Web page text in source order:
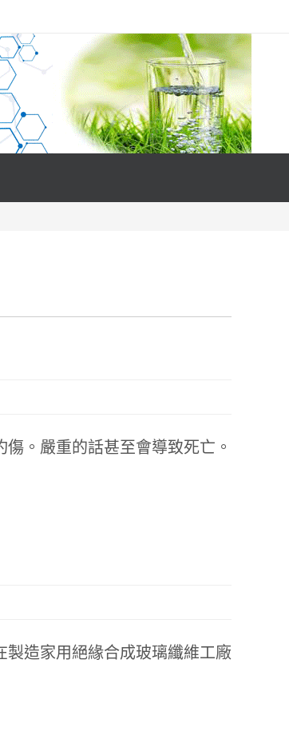
。嚴重的話甚至會導致死亡。
造家用絕緣合成玻璃纖維工廠